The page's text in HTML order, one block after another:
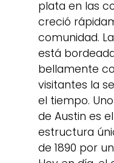
plata en las
creció
comunidad.
está
bellamente
visitantes la
el tiempo.
de Austin es
estructura
de 1890 por